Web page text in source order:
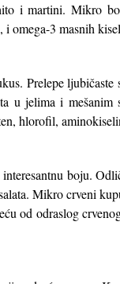
i martini. Mikro
i omega-3 masnih
Prelepe
u jelima i
hlorofil,
boju.
Mikro crveni
od odraslog